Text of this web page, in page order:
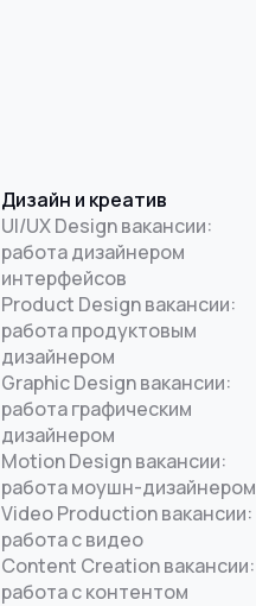
Дизайн и креатив
UI/UX Design вакансии:
работа дизайнером
интерфейсов
Product Design вакансии:
работа продуктовым
дизайнером
Graphic Design вакансии:
работа графическим
дизайнером
Motion Design вакансии:
работа моушн-дизайнером
Video Production вакансии:
работа с видео
Content Creation вакансии:
работа с контентом